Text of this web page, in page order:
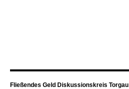
Fließendes Geld Diskussionskreis Torgau